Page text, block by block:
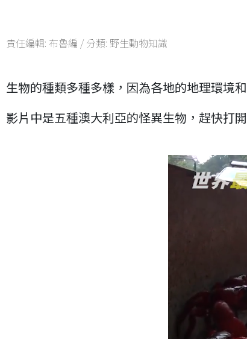
責任編輯: 布魯編 / 分類: 野生動物知識
生物的種類多種多樣，因為各地的地理環境
影片中是五種澳大利亞的怪異生物，趕快打